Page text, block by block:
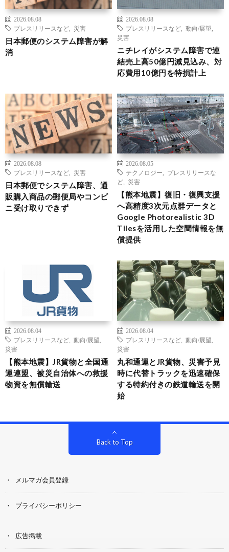
2026.08.08
プレスリリースなど
災害
日本郵便のシステム障害が解
消
2026.08.08
プレスリリースなど
動向/展望
災害
ニチレイがシステム障害で連
結売上高50億円減見込み、対
応費用10億円を特損計上
2026.08.08
プレスリリースなど
災害
日本郵便でシステム障害、通
販購入商品の郵便局やコンビ
ニ受け取りできず
2026.08.05
テクノロジー
プレスリリースな
ど
災害
【熊本地震】復旧・復興支援
へ高精度3次元点群データと
Google Photorealistic 3D
Tilesを活用した空間情報を無
償提供
2026.08.04
プレスリリースなど
動向/展望
災害
【熊本地震】JR貨物と全国通
運連盟、被災自治体への救援
物資を無償輸送
2026.08.04
プレスリリースなど
動向/展望
災害
丸和通運とJR貨物、災害予見
時に代替トラックを迅速確保
する特約付きの鉄道輸送を開
始
Back to Top
メルマガ会員登録
プライバシーポリシー
広告掲載